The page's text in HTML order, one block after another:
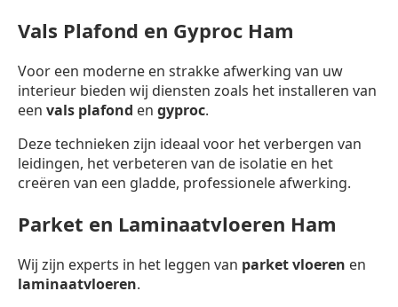
Vals Plafond en Gyproc Ham
Voor een moderne en strakke afwerking van uw
interieur bieden wij diensten zoals het installeren van
een vals plafond en gyproc.
Deze technieken zijn ideaal voor het verbergen van
leidingen, het verbeteren van de isolatie en het
creëren van een gladde, professionele afwerking.
Parket en Laminaatvloeren Ham
Wij zijn experts in het leggen van parket vloeren en
laminaatvloeren.